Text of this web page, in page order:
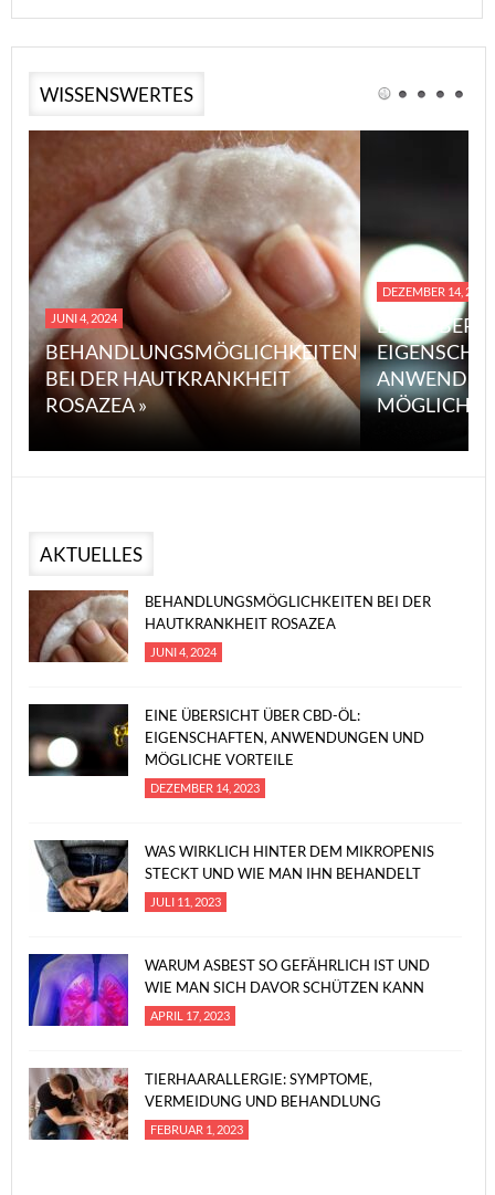
WISSENSWERTES
JUNI 4, 2024
BEHANDLUNGSMÖGLICHKEITEN
BEI DER HAUTKRANKHEIT
ROSAZEA »
DEZEMBER 14, 2023
EINE
MÖGLICHE
AKTUELLES
BEHANDLUNGSMÖGLICHKEITEN BEI DER
HAUTKRANKHEIT ROSAZEA
JUNI 4, 2024
EINE ÜBERSICHT ÜBER CBD-ÖL:
EIGENSCHAFTEN, ANWENDUNGEN UND
MÖGLICHE VORTEILE
DEZEMBER 14, 2023
WAS WIRKLICH HINTER DEM MIKROPENIS
STECKT UND WIE MAN IHN BEHANDELT
JULI 11, 2023
WARUM ASBEST SO GEFÄHRLICH IST UND
WIE MAN SICH DAVOR SCHÜTZEN KANN
APRIL 17, 2023
TIERHAARALLERGIE: SYMPTOME,
VERMEIDUNG UND BEHANDLUNG
FEBRUAR 1, 2023